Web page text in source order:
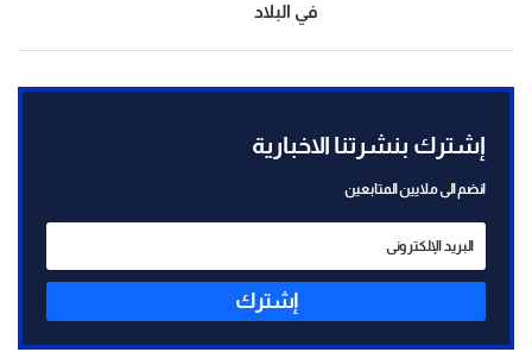
في البلاد
إشترك بنشرتنا الاخبارية
انضم الى ملايين المتابعين
إشترك